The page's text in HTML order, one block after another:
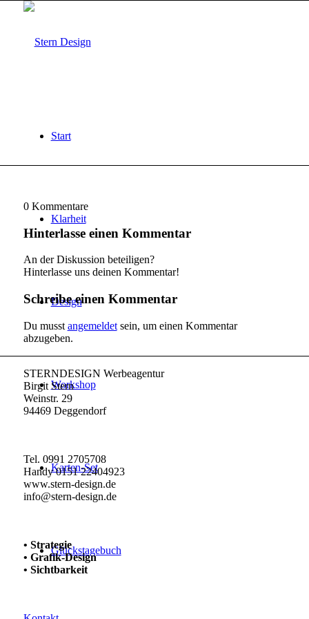
Start
Klarheit
Design
Workshop
Karten-Set
Glückstagebuch
0 Kommentare
Hinterlasse einen Kommentar
An der Diskussion beteiligen?
Hinterlasse uns deinen Kommentar!
Schreibe einen Kommentar
Du musst angemeldetsein, um einen Kommentar
abzugeben.
STERNDESIGN Werbeagentur
Birgit Stern
Weinstr. 29
94469 Deggendorf
Tel. 0991 2705708
Handy 0151 22404923
www.stern-design.de
info@stern-design.de
• Strategie
• Grafik-Design
• Sichtbarkeit